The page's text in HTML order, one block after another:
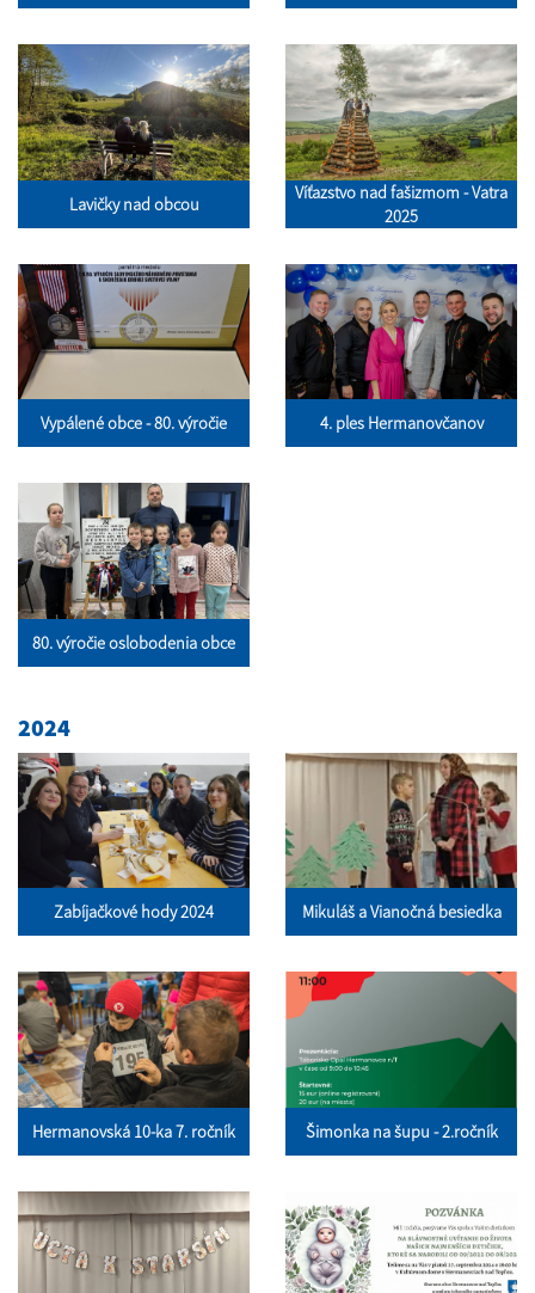
Lavičky nad obcou
Víťazstvo nad fašizmom - Vatra
2025
Vypálené obce - 80. výročie 4. ples Hermanovčanov
80. výročie oslobodenia obce
2024
Zabíjačkové hody 2024 Mikuláš a Vianočná besiedka
Hermanovská 10-ka 7. ročník Šimonka na šupu - 2.ročník